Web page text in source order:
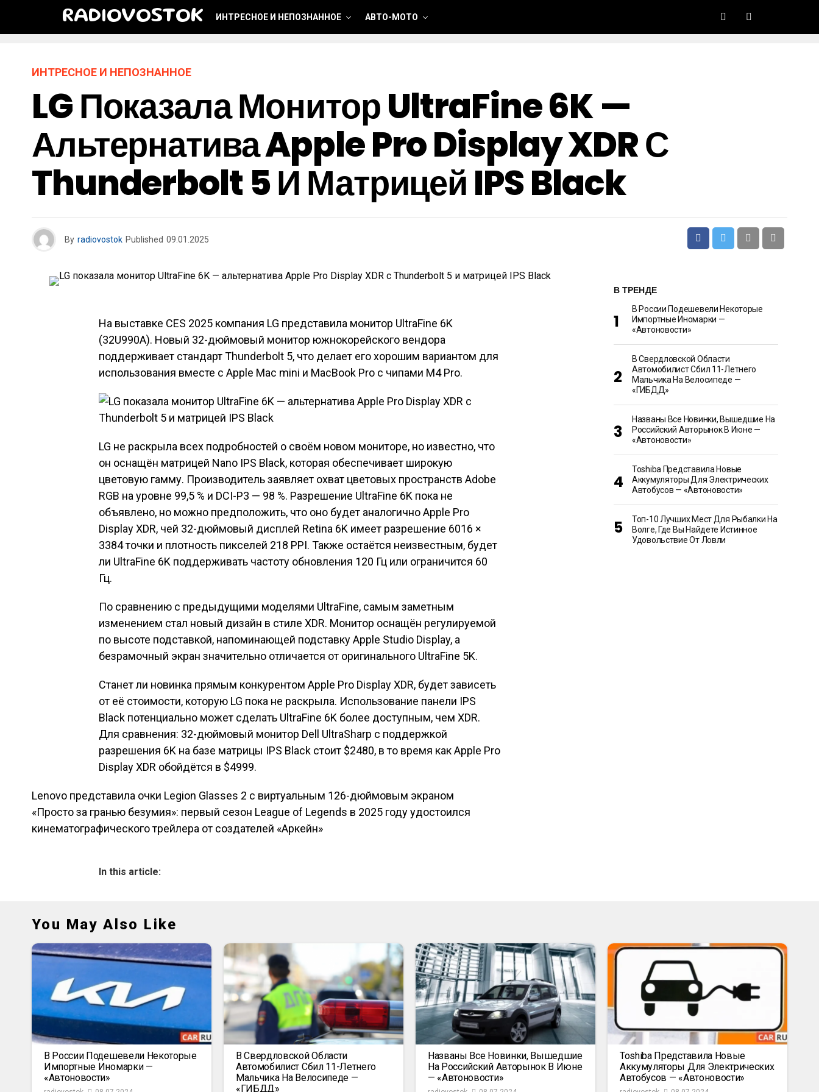
RADIOVOSTOK ИНТРЕСНОЕ И НЕПОЗНАННОЕ АВТО-МОТО
ИНТРЕСНОЕ И НЕПОЗНАННОЕ
LG Показала Монитор UltraFine 6K —
Альтернатива Apple Pro Display XDR С
Thunderbolt 5 И Матрицей IPS Black
By radiovostok Published 09.01.2025
На выставке CES 2025 компания LG представила монитор UltraFine 6K
(32U990A). Новый 32-дюймовый монитор южнокорейского вендора
поддерживает стандарт Thunderbolt 5, что делает его хорошим вариантом для
использования вместе с Apple Mac mini и MacBook Pro с чипами M4 Pro.
LG не раскрыла всех подробностей о своём новом мониторе, но известно, что
он оснащён матрицей Nano IPS Black, которая обеспечивает широкую
цветовую гамму. Производитель заявляет охват цветовых пространств Adobe
RGB на уровне 99,5 % и DCI-P3 — 98 %. Разрешение UltraFine 6K пока не
объявлено, но можно предположить, что оно будет аналогично Apple Pro
Display XDR, чей 32-дюймовый дисплей Retina 6K имеет разрешение 6016 ×
3384 точки и плотность пикселей 218 PPI. Также остаётся неизвестным, будет
ли UltraFine 6K поддерживать частоту обновления 120 Гц или ограничится 60
Гц.
По сравнению с предыдущими моделями UltraFine, самым заметным
изменением стал новый дизайн в стиле XDR. Монитор оснащён регулируемой
по высоте подставкой, напоминающей подставку Apple Studio Display, а
безрамочный экран значительно отличается от оригинального UltraFine 5K.
Станет ли новинка прямым конкурентом Apple Pro Display XDR, будет зависеть
от её стоимости, которую LG пока не раскрыла. Использование панели IPS
Black потенциально может сделать UltraFine 6K более доступным, чем XDR.
Для сравнения: 32-дюймовый монитор Dell UltraSharp с поддержкой
разрешения 6K на базе матрицы IPS Black стоит $2480, в то время как Apple Pro
Display XDR обойдётся в $4999.
Навигация по записям
Lenovo представила очки Legion Glasses 2 с виртуальным 126-дюймовым экраном
«Просто за гранью безумия»: первый сезон League of Legends в 2025 году удостоился
кинематографического трейлера от создателей «Аркейн»
In this article:
В ТРЕНДЕ
В России Подешевели Некоторые
Импортные Иномарки —
«Автоновости»
В Свердловской Области
Автомобилист Сбил 11-Летнего
Мальчика На Велосипеде —
«ГИБДД»
Названы Все Новинки, Вышедшие На
Российский Авторынок В Июне —
«Автоновости»
Toshiba Представила Новые
Аккумуляторы Для Электрических
Автобусов — «Автоновости»
Топ-10 Лучших Мест Для Рыбалки На
Волге, Где Вы Найдете Истинное
Удовольствие От Ловли
You May Also Like
В России Подешевели Некоторые
Импортные Иномарки —
«Автоновости»
В Свердловской Области
Автомобилист Сбил 11-Летнего
Мальчика На Велосипеде —
«ГИБДД»
Названы Все Новинки, Вышедшие
На Российский Авторынок В Июне
— «Автоновости»
Toshiba Представила Новые
Аккумуляторы Для Электрических
Автобусов — «Автоновости»